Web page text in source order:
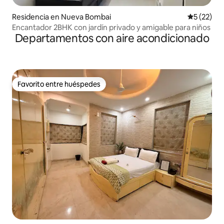
Residencia en Nueva Bombai
5 (22)
Encantador 2BHK con jardín privado y amigable para niños
Departamentos con aire acondicionado
Favorito entre huéspedes
Favorito entre huéspedes